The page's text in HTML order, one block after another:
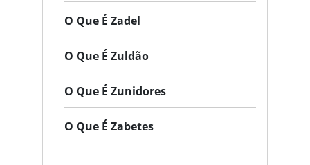
O Que É Zadel
O Que É Zuldão
O Que É Zunidores
O Que É Zabetes